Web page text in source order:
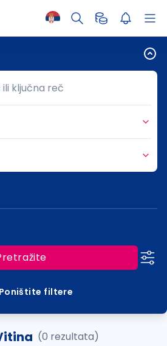
ključna reč
ključna reč
Poništite filtere
(0 rezultata)